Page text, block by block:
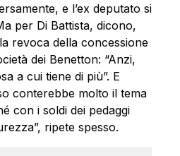
e l’ex deputato si
per Di Battista, dicono,
revoca della concessione
dei Benetton: “Anzi,
a cui tiene di più”. E
conterebbe molto il tema
con i soldi dei pedaggi
ripete spesso.